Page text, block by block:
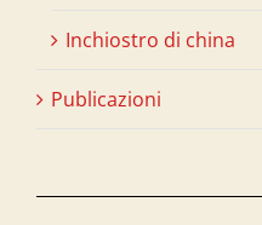
Inchiostro di china
Publicazioni